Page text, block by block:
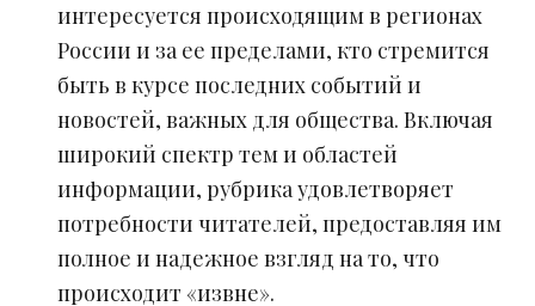
интересуется происходящим в регионах
России и за ее пределами, кто стремится
быть в курсе последних событий и
новостей, важных для общества. Включая
широкий спектр тем и областей
информации, рубрика удовлетворяет
потребности читателей, предоставляя им
полное и надежное взгляд на то, что
происходит «извне».